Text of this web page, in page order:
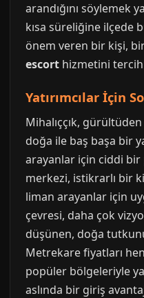
arandığını söylemek
kısa süreliğine ilçede
önem veren bir kişi,
escort hizmetini
Yatırımcılar İçin
Mihalıççık,
doğa ile baş başa bir
arayanlar için ciddi bir
merkezi, istikrarlı bir
liman arayanlar için
çevresi, daha çok
düşünen, doğa
Metrekare fiyatları
popüler bölgeleriyle
aslında bir giriş